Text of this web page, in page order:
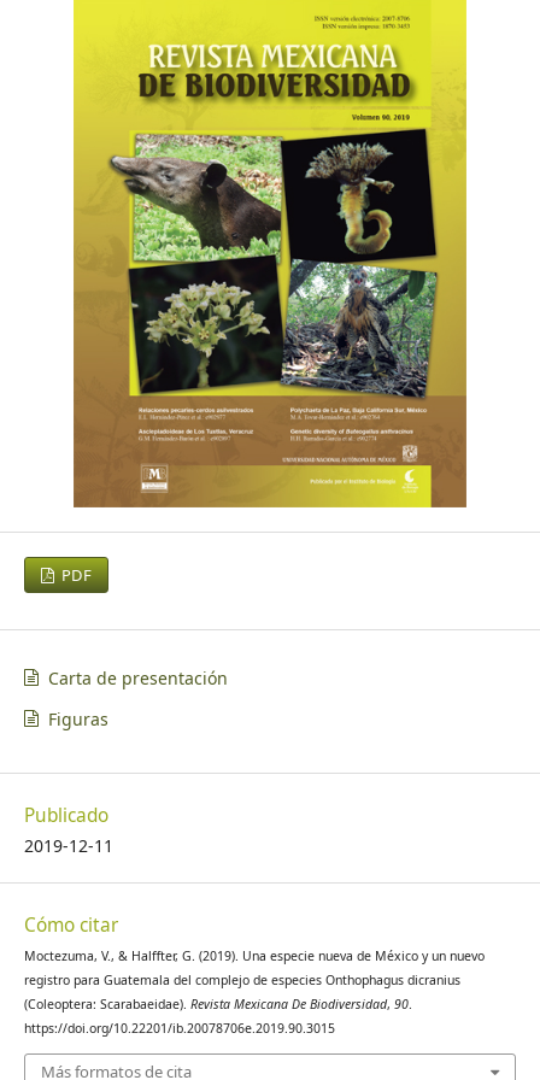
territorio y de los bienes naturales como un factor de
identidad indígena. México: Centro de Estudios para el
Cambio en el Campo Mexicano, Brot für die Welt.
http://ceccam.org/sites/default/files/
Gasca-Álvarez, H. J., Zunino, M. y Deloya C. (2018). The ninth
brachypterous Onthophagus Latreille (Coleoptera:
Scarabaeidae: Scarabaeinae) of the world: a new species
from Mexico. Journal of Natural History, 52, 2121–2132.
https://doi.org/10.1080/00222933.2018.1515382
GBIF. (2019). GBIF Ocurrence Download. Recuperado el 30
de marzo, 2019 de:
https://doi.org/10.15468/dl.5snjfy;
https://doi.org/10.15468/dl.7ujh73;
https://doi.org/10.15468/dl.bn2tn7;
https://doi.org/10.15468/dl.u8q7ga;
https://doi.org/10.15468/dl.jjx4ph;
https://doi.org/10.15468/dl.pf1yju;
https://doi.org/10.15468/dl.vu2chg
Génier, F. (2017). A new Guatemalan cloud forest endemic
https://doi.org/10.4039/tce.2017.32
Génier, F. y Howden, H. F. (1999). Two new Central American
Bulletin, 53, 130–144.
(Coleoptera: Scarabaeidae, Scarabaeinae). The Coleopterists
Bulletin, 58, 610–612.
Gómez-Pompa, A. (2016). Mi vida en las selvas tropicales.
Memorias de un botánico. México: Dr. Arturo Gómez Pompa.
https://www.google.com/url?
PDF
Carta de presentación
Figuras
Publicado
2019-12-11
Cómo citar
Moctezuma, V., & Halffter, G. (2019). Una especie nueva de México y un nuevo
registro para Guatemala del complejo de especies Onthophagus dicranius
(Coleoptera: Scarabaeidae). Revista Mexicana De Biodiversidad, 90.
https://doi.org/10.22201/ib.20078706e.2019.90.3015
Más formatos de cita